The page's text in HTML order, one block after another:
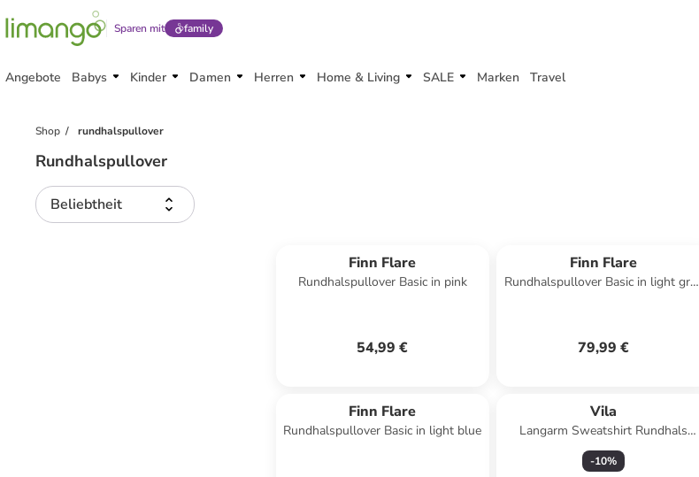
Sparen mit family
Angebote Babys Kinder Damen Herren Home & Living SALE Marken Travel
Shop rundhalspullover
Rundhalspullover
Beliebtheit
Finn Flare
Rundhalspullover Basic in pink
54,99 €
Finn Flare
Rundhalspullover Basic in light grey
79,99 €
Finn Flare
Rundhalspullover Basic in light blue
Vila
Langarm Sweatshirt Rundhals
Stickerei Stilvoll in Rot
-10%